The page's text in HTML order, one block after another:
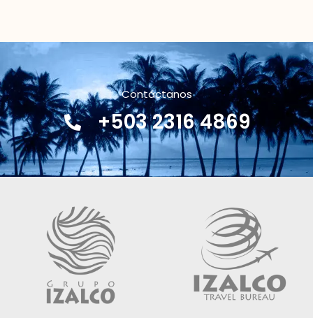
Contáctanos
+503 2316 4869